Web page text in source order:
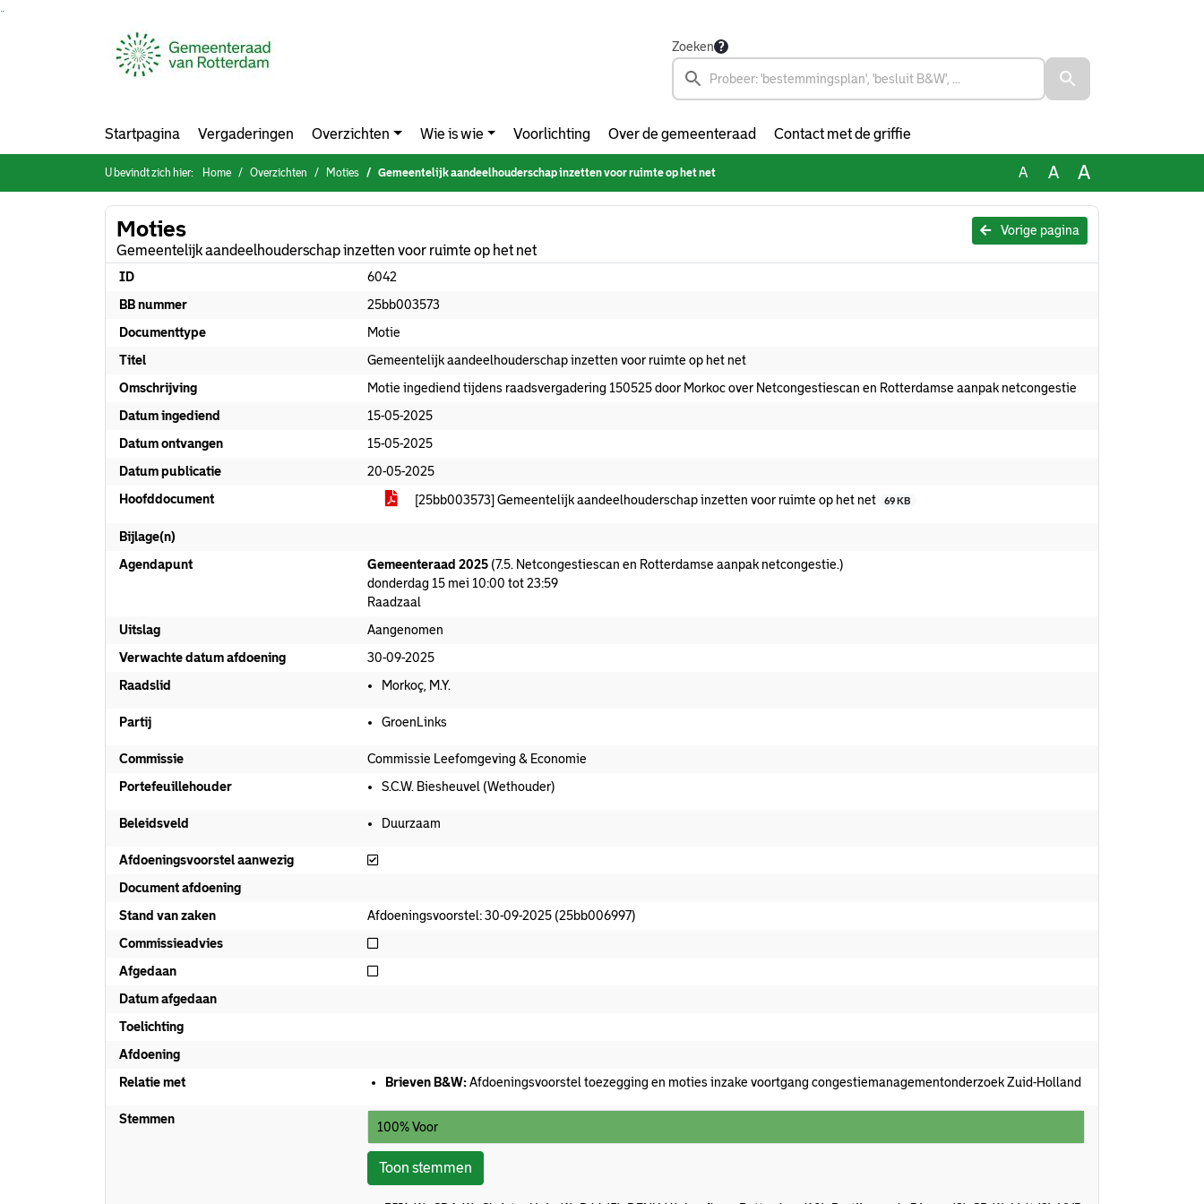
Zoeken
Startpagina Vergaderingen Overzichten Wie is wie Voorlichting Over de gemeenteraad Contact met de griffie
U bevindt zich hier: Home Overzichten Moties Gemeentelijk aandeelhouderschap inzetten voor ruimte op het net A A A
Vorige pagina
Moties
Gemeentelijk aandeelhouderschap inzetten voor ruimte op het net
ID
6042
BB nummer
25bb003573
Documenttype
Motie
Titel
Gemeentelijk aandeelhouderschap inzetten voor ruimte op het net
Omschrijving
Motie ingediend tijdens raadsvergadering 150525 door Morkoc over Netcongestiescan en Rotterdamse aanpak netcongestie
Datum ingediend
15-05-2025
Datum ontvangen
15-05-2025
Datum publicatie
20-05-2025
Hoofddocument
[25bb003573] Gemeentelijk aandeelhouderschap inzetten voor ruimte op het net 69 KB
Bijlage(n)
Agendapunt
Gemeenteraad 2025 (7.5. Netcongestiescan en Rotterdamse aanpak netcongestie.)
donderdag 15 mei 10:00 tot 23:59
Raadzaal
Uitslag
Aangenomen
Verwachte datum afdoening
30-09-2025
Raadslid
Morkoç, M.Y.
Partij GroenLinks
Commissie
Commissie Leefomgeving & Economie
Portefeuillehouder
S.C.W. Biesheuvel (Wethouder)
Beleidsveld Duurzaam
Afdoeningsvoorstel aanwezig
Afdoeningsvoorstel aanwezig
Document afdoening
Stand van zaken
Afdoeningsvoorstel: 30-09-2025 (25bb006997)
Commissieadvies
Niet commissieadvies
Afgedaan
Niet afgedaan
Datum afgedaan
Toelichting
Afdoening
Relatie met
Brieven B&W:Afdoeningsvoorstel toezegging en moties inzake voortgang congestiemanagementonderzoek Zuid-Holland
Stemmen
100% Voor
Toon stemmen